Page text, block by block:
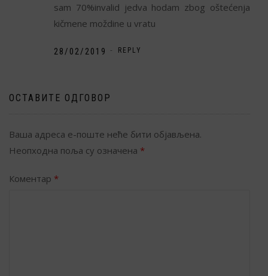
sam 70%invalid jedva hodam zbog oštećenja
kičmene moždine u vratu
28/02/2019 - REPLY
ОСТАВИТЕ ОДГОВОР
Ваша адреса е-поште неће бити објављена.
Неопходна поља су означена *
Коментар *